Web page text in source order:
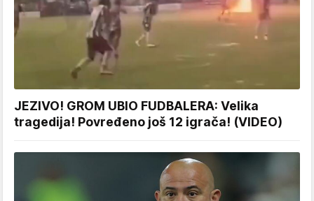
JEZIVO! GROM UBIO FUDBALERA: Velika
tragedija! Povređeno još 12 igrača! (VIDEO)